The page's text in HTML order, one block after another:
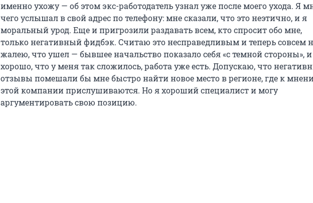
именно ухожу — об этом экс-работодатель узнал уже после моего ухода. Я
чего услышал в свой адрес по телефону: мне сказали, что это неэтично, и я
моральный урод. Еще и пригрозили раздавать всем, кто спросит обо мне,
только негативный фидбэк. Считаю это несправедливым и теперь совсем
жалею, что ушел — бывшее начальство показало себя «с темной стороны», и
хорошо, что у меня так сложилось, работа уже есть. Допускаю, что
отзывы помешали бы мне быстро найти новое место в регионе, где к
этой компании прислушиваются. Но я хороший специалист и могу
аргументировать свою позицию.